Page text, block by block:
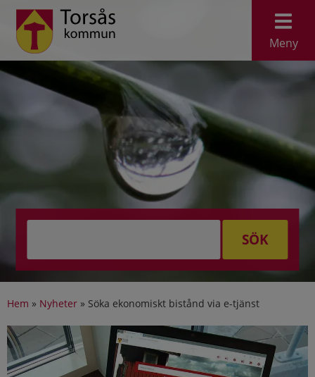
Meny
SÖK
Hem » Nyheter » Söka ekonomiskt bistånd via e-tjänst